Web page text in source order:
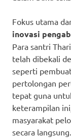
Fokus utama
inovasi
Para santri
telah dibekali
seperti
pertolongan
tepat guna
keterampilan
masyarakat
secara